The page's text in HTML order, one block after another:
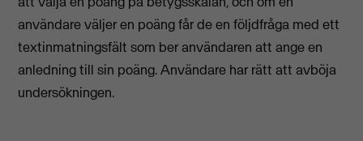
användare väljer en poäng får de en följdfråga med ett
textinmatningsfält som ber användaren att ange en
anledning till sin poäng. Användare har rätt att avböja
undersökningen.